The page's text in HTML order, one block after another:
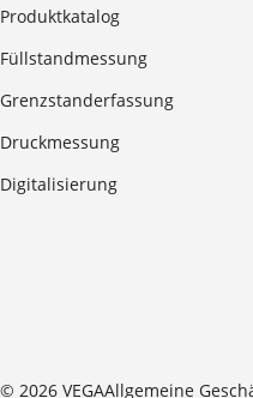
Produktkatalog
Füllstandmessung
Grenzstanderfassung
Druckmessung
Digitalisierung
© 2026 VEGAAllgemeine